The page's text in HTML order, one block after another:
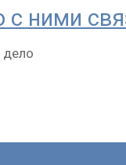
ними
дело